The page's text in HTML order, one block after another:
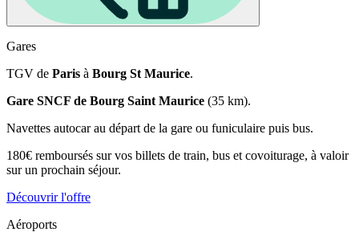
Gares
TGV de Paris à Bourg St Maurice.
Gare SNCF de Bourg Saint Maurice (35 km).
Navettes autocar au départ de la gare ou funiculaire puis bus.
180€ remboursés sur vos billets de train, bus et covoiturage, à valoir
sur un prochain séjour.
Découvrir l'offre
Aéroports